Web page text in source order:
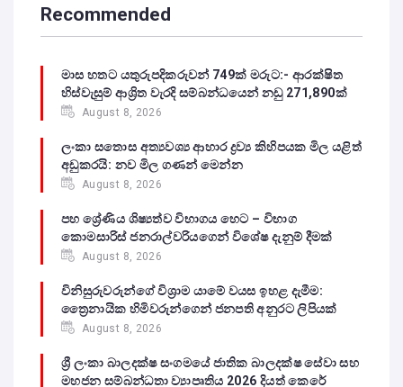
Recommended
මාස හතට යතුරුපදිකරුවන් 749ක් මරුට:- ආරක්ෂිත
හිස්වැසුම් ආශ්‍රිත වැරදි සම්බන්ධයෙන් නඩු 271,890ක්
August 8, 2026
ලංකා සතොස අත්‍යවශ්‍ය ආහාර ද්‍රව්‍ය කිහිපයක මිල යළිත්
අඩුකරයි: නව මිල ගණන් මෙන්න
August 8, 2026
පහ ශ්‍රේණිය ශිෂ්‍යත්ව විභාගය හෙට – විභාග
කොමසාරිස් ජනරාල්වරියගෙන් විශේෂ දැනුම් දීමක්
August 8, 2026
විනිසුරුවරුන්ගේ විශ්‍රාම යාමේ වයස ඉහළ දැමීම:
ත්‍රෛනායික හිමිවරුන්ගෙන් ජනපති අනුරට ලිපියක්
August 8, 2026
ශ්‍රී ලංකා බාලදක්ෂ සංගමයේ ජාතික බාලදක්ෂ සේවා සහ
මහජන සම්බන්ධතා ව්‍යාපෘතිය 2026 දියත් කෙරේ